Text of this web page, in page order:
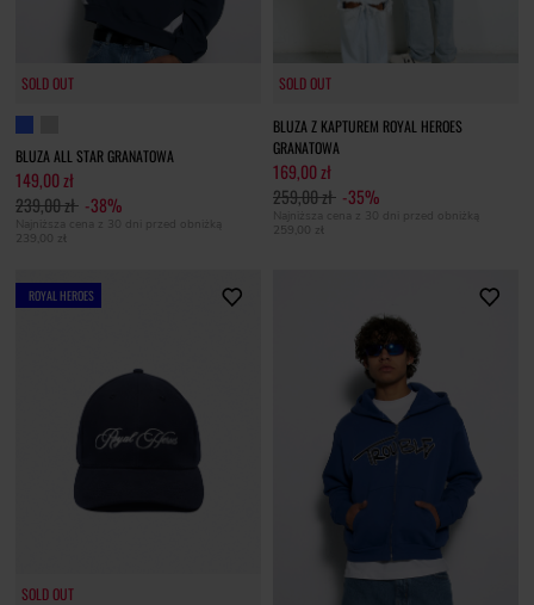
SOLD OUT
BLUZA ALL STAR GRANATOWA
149,00 zł
239,00 zł -38%
Najniższa cena z 30 dni przed obniżką
239,00 zł
SOLD OUT
SOLD OUT
BLUZA Z KAPTUREM ROYAL HEROES
GRANATOWA
169,00 zł
259,00 zł -35%
Najniższa cena z 30 dni przed obniżką
259,00 zł
ROYAL HEROES
SOLD OUT
SOLD OUT